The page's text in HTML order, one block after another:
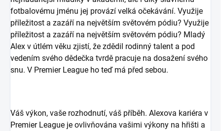
fotbalovému jménu jej provází velká očekávání. Využije
příležitost a zazáří na největším světovém pódiu? Využije
příležitost a zazáří na největším světovém pódiu? Mladý
Alex v útlém věku zjistí, že zdědil rodinný talent a pod
vedením svého dědečka tvrdě pracuje na dosažení svého
snu. V Premier League ho teď má před sebou.
Váš výkon, vaše rozhodnutí, váš příběh. Alexova kariéra v
Premier League je ovlivňována vašimi výkony na hřišti a